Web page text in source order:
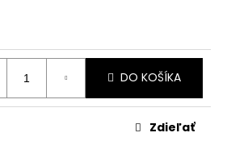
DO KOŠÍKA
Zdieľať